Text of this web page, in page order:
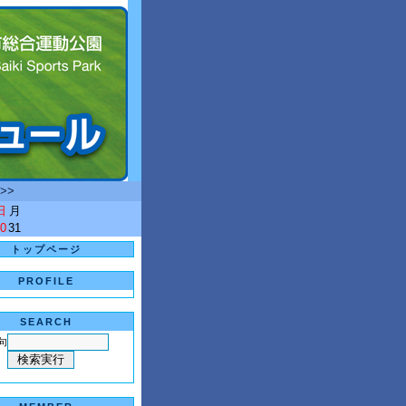
>>
月
31
トップページ
PROFILE
SEARCH